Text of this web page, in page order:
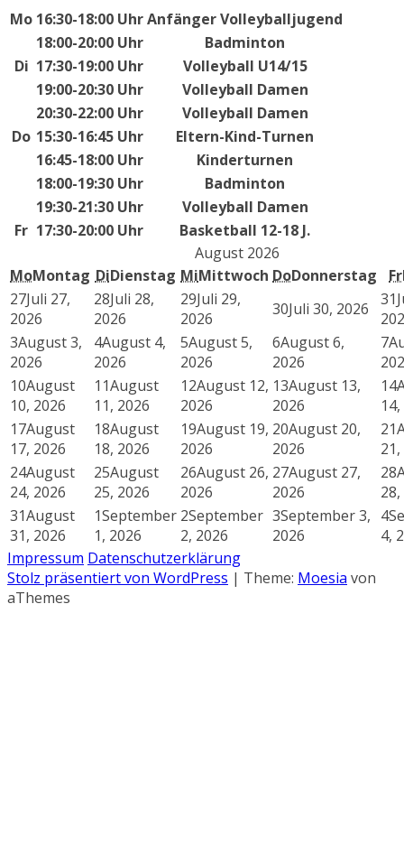
Mo 16:30-18:00 UhrAnfänger Volleyballjugend
18:00-20:00 Uhr
Badminton
Di 17:30-19:00 Uhr
Volleyball U14/15
19:00-20:30 Uhr
Volleyball Damen
20:30-22:00 Uhr
Volleyball Damen
Do 15:30-16:45 Uhr
Eltern-Kind-Turnen
16:45-18:00 Uhr
Kinderturnen
18:00-19:30 Uhr
Badminton
19:30-21:30 Uhr
Volleyball Damen
Fr 17:30-20:00 Uhr
Basketball 12-18 J.
August 2026
MoMontag DiDienstag MiMittwoch DoDonnerstag Fr
27Juli 27,
2026
28Juli 28,
2026
29Juli 29,
2026
30Juli 30, 2026 31
3August 3,
2026
4August 4,
2026
5August 5,
2026
6August 6,
2026
7
10August
10, 2026
11August
11, 2026
12August 12,
2026
13August 13,
2026
14
17August
17, 2026
18August
18, 2026
19August 19,
2026
20August 20,
2026
21
24August
24, 2026
25August
25, 2026
26August 26,
2026
27August 27,
2026
28
31August
31, 2026
1September
1, 2026
2September
2, 2026
3September 3,
2026
4
4,
Impressum Datenschutzerklärung
Stolz präsentiert von WordPress | Theme: Moesia von
aThemes